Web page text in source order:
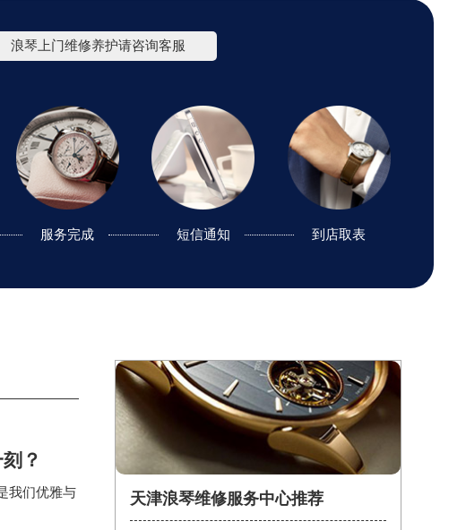
浪琴上门维修养护请咨询客服
服务完成 短信通知 到店取表
服务完成 短信通知 邮寄取表
？
我们优雅与
天津浪琴维修服务中心推荐